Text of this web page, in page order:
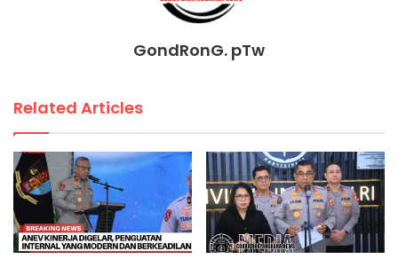
GondRonG. pTw
Related Articles